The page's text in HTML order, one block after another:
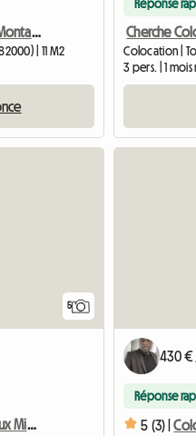
Colocation meublée, Montauban dans maison, 5 Chambres
| 11 M2
Réponse
Colocation |
3 pers. | 1
5
Colocation Meublée Aux Minimes
430 €
Réponse
5 (3) |